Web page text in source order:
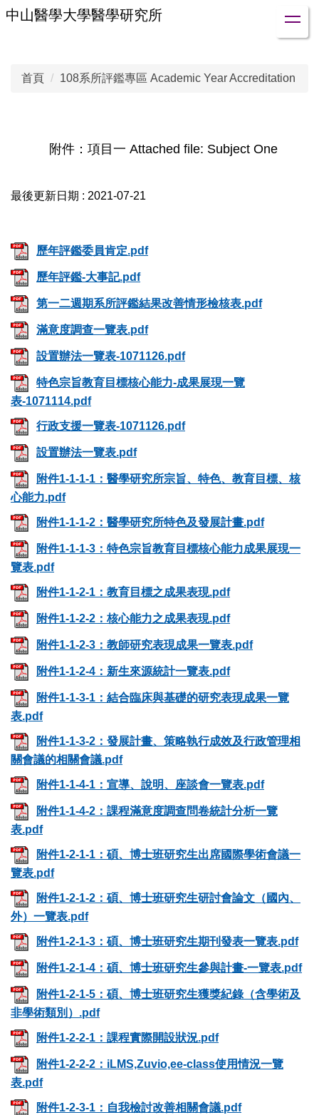
跳
中山醫學大學醫學研究所
首頁 108系所評鑑專區 Academic Year Accreditation
附件：項目一 Attached file: Subject One
最後更新日期 : 2021-07-21
歷年評鑑委員肯定.pdf
歷年評鑑-大事記.pdf
第一二週期系所評鑑結果改善情形檢核表.pdf
滿意度調查一覽表.pdf
設置辦法一覽表-1071126.pdf
特色宗旨教育目標核心能力-成果展現一覽
表-1071114.pdf
行政支援一覽表-1071126.pdf
設置辦法一覽表.pdf
附件1-1-1-1：醫學研究所宗旨、特色、教育目標、核
心能力.pdf
附件1-1-1-2：醫學研究所特色及發展計畫.pdf
附件1-1-1-3：特色宗旨教育目標核心能力成果展現一
覽表.pdf
附件1-1-2-1：教育目標之成果表現.pdf
附件1-1-2-2：核心能力之成果表現.pdf
附件1-1-2-3：教師研究表現成果一覽表.pdf
附件1-1-2-4：新生來源統計一覽表.pdf
附件1-1-3-1：結合臨床與基礎的研究表現成果一覽
表.pdf
附件1-1-3-2：發展計畫、策略執行成效及行政管理相
關會議的相關會議.pdf
附件1-1-4-1：宣導、說明、座談會一覽表.pdf
附件1-1-4-2：課程滿意度調查問卷統計分析一覽
表.pdf
附件1-2-1-1：碩、博士班研究生出席國際學術會議一
覽表.pdf
附件1-2-1-2：碩、博士班研究生研討會論文（國內、
外）一覽表.pdf
附件1-2-1-3：碩、博士班研究生期刊發表一覽表.pdf
附件1-2-1-4：碩、博士班研究生參與計畫-一覽表.pdf
附件1-2-1-5：碩、博士班研究生獲獎紀錄（含學術及
非學術類別）.pdf
附件1-2-2-1：課程實際開設狀況.pdf
附件1-2-2-2：iLMS,Zuvio,ee-class使用情況一覽
表.pdf
附件1-2-3-1：自我檢討改善相關會議.pdf